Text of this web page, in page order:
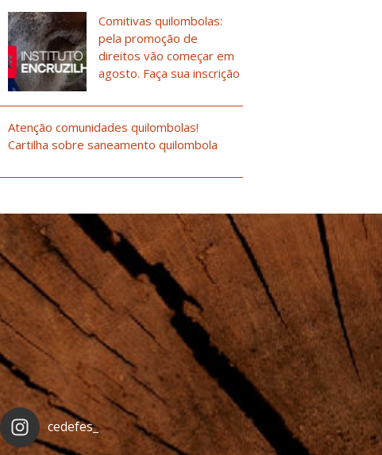
Comitivas quilombolas:
pela promoção de
direitos vão começar em
agosto. Faça sua inscrição
Atenção comunidades quilombolas!
Cartilha sobre saneamento quilombola
cedefes_